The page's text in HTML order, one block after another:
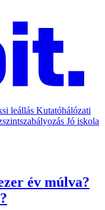
leállás Kutatóhálózati
Jó iskola
év múlva?